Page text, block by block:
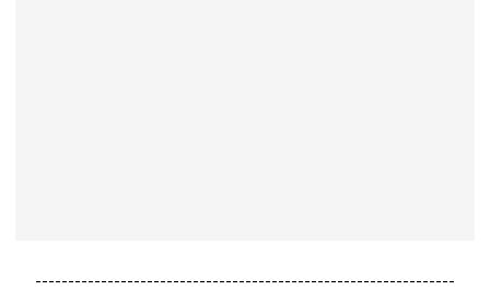
----------------------------------------------------------------